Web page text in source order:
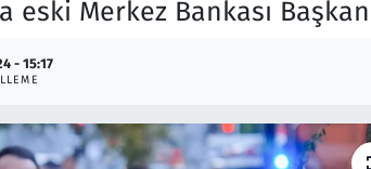
eski Merkez Bankası
- 15:17